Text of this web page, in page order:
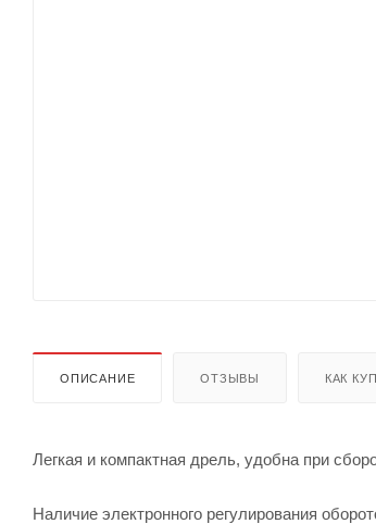
ОПИСАНИЕ ОТЗЫВЫ КАК
Легкая и компактная дрель, удобна при
Наличие электронного регулирования